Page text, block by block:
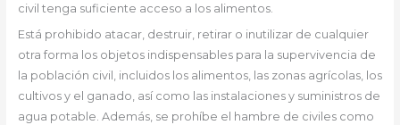
civil tenga suficiente acceso a los alimentos.
Está prohibido atacar, destruir, retirar o inutilizar de cualquier
otra forma los objetos indispensables para la supervivencia de
la población civil, incluidos los alimentos, las zonas agrícolas, los
cultivos y el ganado, así como las instalaciones y suministros de
agua potable. Además, se prohíbe el hambre de civiles como